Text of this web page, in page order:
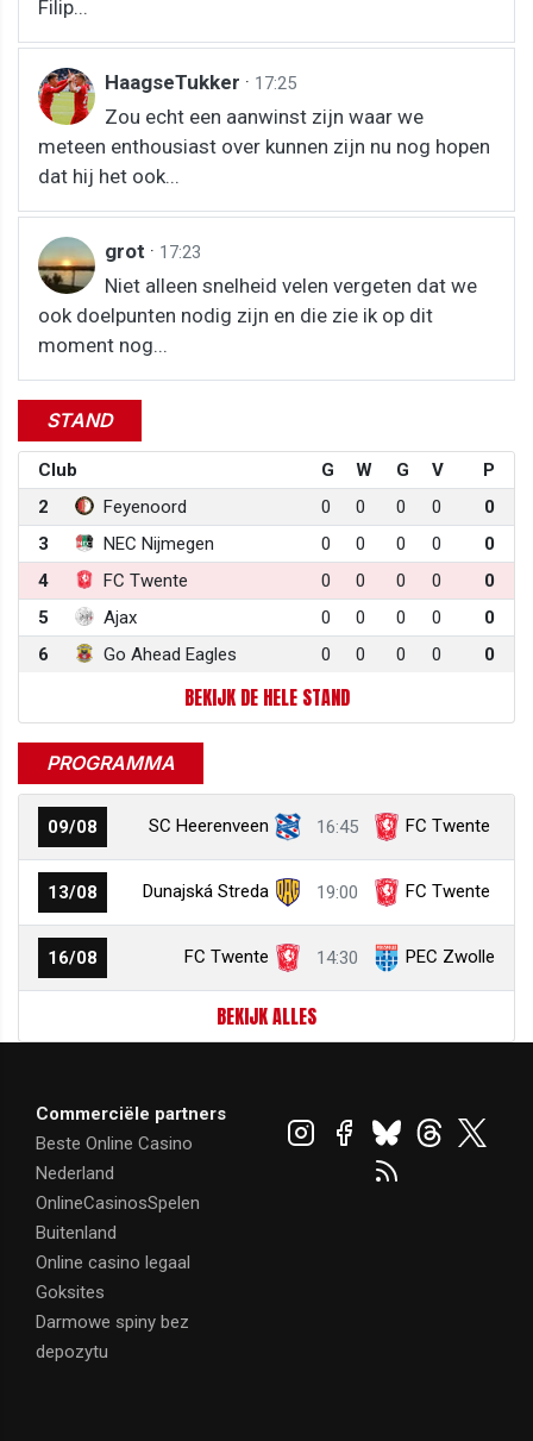
Filip...
HaagseTukker · 17:25
Zou echt een aanwinst zijn waar we
meteen enthousiast over kunnen zijn nu nog hopen
dat hij het ook...
grot · 17:23
Niet alleen snelheid velen vergeten dat we
ook doelpunten nodig zijn en die zie ik op dit
moment nog...
STAND
Club G W G V
P
2
Feyenoord 0 0 0 0
0
3
NEC Nijmegen 0 0 0 0
0
4
FC Twente 0 0 0 0
0
5
Ajax 0 0 0 0
0
6
Go Ahead Eagles 0 0 0 0 0
BEKIJK DE HELE STAND
PROGRAMMA
09/08 SC Heerenveen 16:45 FC Twente
13/08 Dunajská Streda 19:00 FC Twente
16/08 FC Twente 14:30 PEC Zwolle
BEKIJK ALLES
Commerciële partners
Beste Online Casino
Nederland
OnlineCasinosSpelen
Buitenland
Online casino legaal
Goksites
Darmowe spiny bez
depozytu